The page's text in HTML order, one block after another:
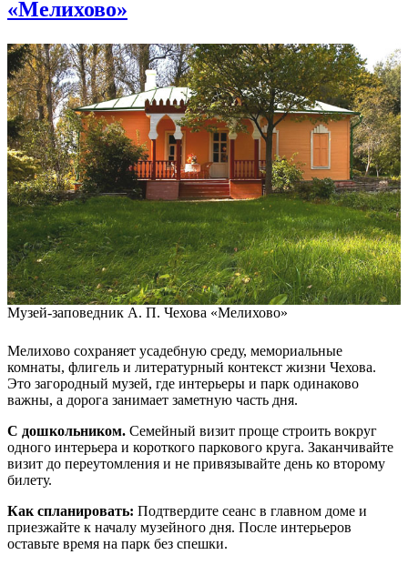
«Мелихово»
Музей-заповедник А. П. Чехова «Мелихово»
Мелихово сохраняет усадебную среду, мемориальные
комнаты, флигель и литературный контекст жизни Чехова.
Это загородный музей, где интерьеры и парк одинаково
важны, а дорога занимает заметную часть дня.
С дошкольником. Семейный визит проще строить вокруг
одного интерьера и короткого паркового круга. Заканчивайте
визит до переутомления и не привязывайте день ко второму
билету.
Как спланировать: Подтвердите сеанс в главном доме и
приезжайте к началу музейного дня. После интерьеров
оставьте время на парк без спешки.